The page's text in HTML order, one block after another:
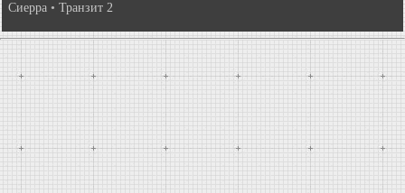
Сиерра • Транзит 2